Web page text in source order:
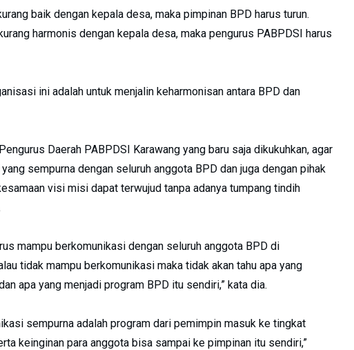
baik dengan kepala desa, maka pimpinan BPD harus turun.
harmonis dengan kepala desa, maka pengurus PABPDSI harus
ini adalah untuk menjalin keharmonisan antara BPD dan
Daerah PABPDSI Karawang yang baru saja dikukuhkan, agar
sempurna dengan seluruh anggota BPD dan juga dengan pihak
visi misi dapat terwujud tanpa adanya tumpang tindih
mampu berkomunikasi dengan seluruh anggota BPD di
tidak mampu berkomunikasi maka tidak akan tahu apa yang
apa yang menjadi program BPD itu sendiri,” kata dia.
sempurna adalah program dari pemimpin masuk ke tingkat
keinginan para anggota bisa sampai ke pimpinan itu sendiri,”